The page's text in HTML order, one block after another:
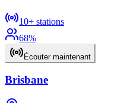
10+ stations
68%
Écouter maintenant
Brisbane